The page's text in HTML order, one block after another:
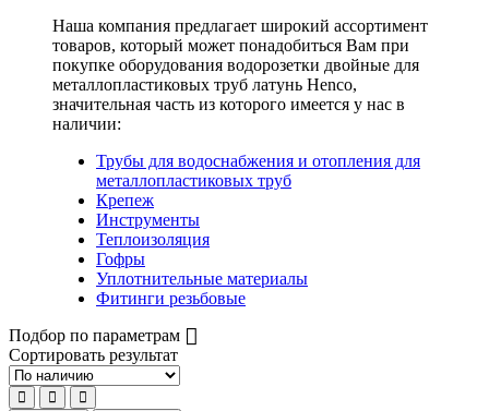
Наша компания предлагает широкий ассортимент
товаров, который может понадобиться Вам при
покупке оборудования водорозетки двойные для
металлопластиковых труб латунь Henco,
значительная часть из которого имеется у нас в
наличии:
Трубы для водоснабжения и отопления для
металлопластиковых труб
Крепеж
Инструменты
Теплоизоляция
Гофры
Уплотнительные материалы
Фитинги резьбовые
Подбор по параметрам
Сортировать результат